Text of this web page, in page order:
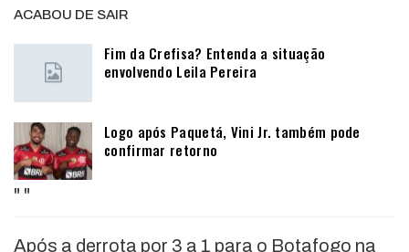
ACABOU DE SAIR
Fim da Crefisa? Entenda a situação
envolvendo Leila Pereira
Logo após Paquetá, Vini Jr. também pode
confirmar retorno
" "
Após a derrota por 3 a 1 para o Botafogo na